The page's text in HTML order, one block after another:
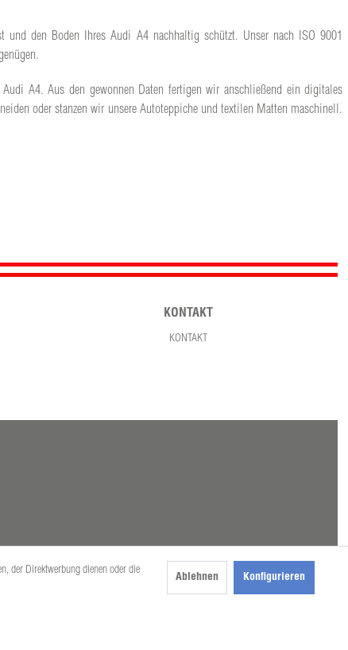
und den Boden Ihres Audi A4 nachhaltig schützt. Unser nach ISO 9001
A4. Aus den gewonnen Daten fertigen wir anschließend ein digitales
oder stanzen wir unsere Autoteppiche und textilen Matten maschinell.
KONTAKT
KONTAKT
der Direktwerbung dienen oder die
Ablehnen Konfigurieren